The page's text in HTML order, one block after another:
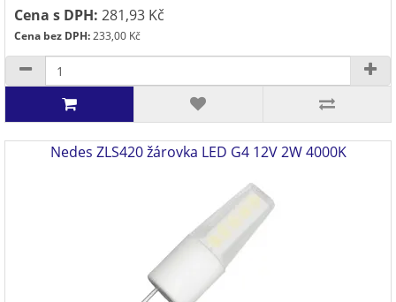
Cena s DPH: 281,93 Kč
Cena bez DPH:233,00 Kč
Nedes ZLS420 žárovka LED G4 12V 2W 4000K